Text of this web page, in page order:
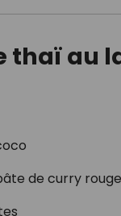
thaï au
de curry rouge